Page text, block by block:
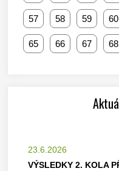
57 58 59 60
65 66 67 68
23.6.2026
VÝSLEDKY 2. KOLA